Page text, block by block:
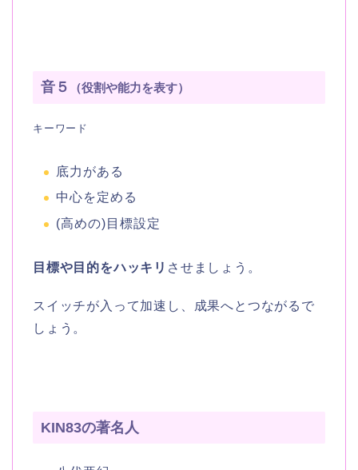
音５ （役割や能力を表す）
キーワード
底力がある
中心を定める
(高めの)目標設定
目標や目的をハッキリ させましょう。
スイッチが入って加速し、成果へとつながるで
しょう。
KIN83の著名人